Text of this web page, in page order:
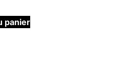
panier